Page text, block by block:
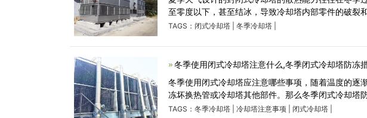
至零度以下，甚至结冰，导致冷却塔内部零件的破裂
TAGS： 闭式冷却塔 冬季冷却塔
冬季使用闭式冷却塔注意什么,冬季闭式冷却塔防冻
冬季使用闭式冷却塔应注意哪些事项，随着温度的逐
冻坏换热管或冷却塔其他部件。那么冬季闭式冷却塔
TAGS： 冬季冷却塔 冷却塔注意事项 闭式冷却塔